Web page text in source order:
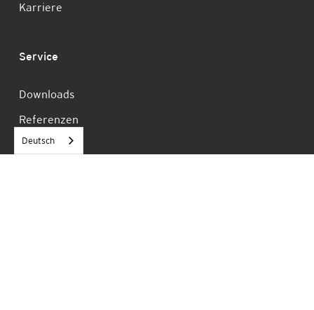
Karriere
Service
Downloads
Referenzen
AGB
Deutsch